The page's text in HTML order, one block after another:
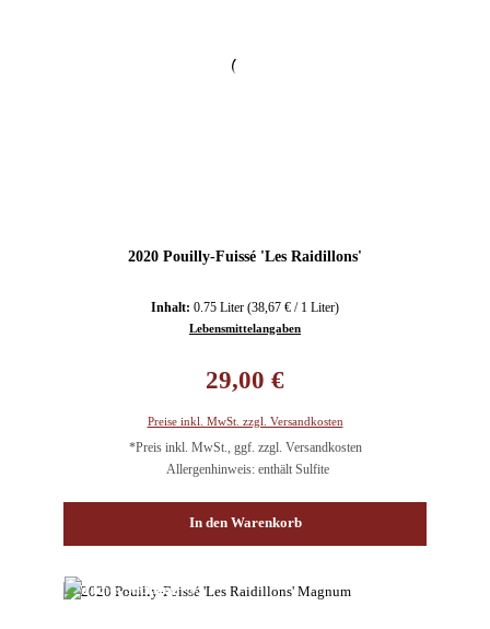
2020 Pouilly-Fuissé 'Les Raidillons'
Inhalt: 0.75 Liter (38,67 € / 1 Liter)
Lebensmittelangaben
29,00 €
Preise inkl. MwSt. zzgl. Versandkosten
*Preis inkl. MwSt., ggf. zzgl. Versandkosten
Allergenhinweis: enthält Sulfite
In den Warenkorb